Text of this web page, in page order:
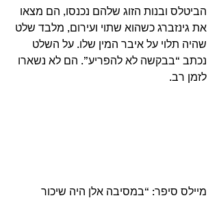
הביטלס ובנות הזוג שלהם נכנסו, הם מצאו
את גינזברג כשהוא שתוי ועירום, מלבד שלט
שהיה תלוי על איבר המין שלו. על השלט
נכתב “בבקשה לא להפריע”. הם לא נשארו
לזמן רב.
מיילס סיפר: “במסיבה אלן היה שיכור